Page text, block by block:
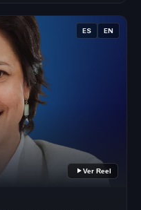
ES EN
Ver Reel